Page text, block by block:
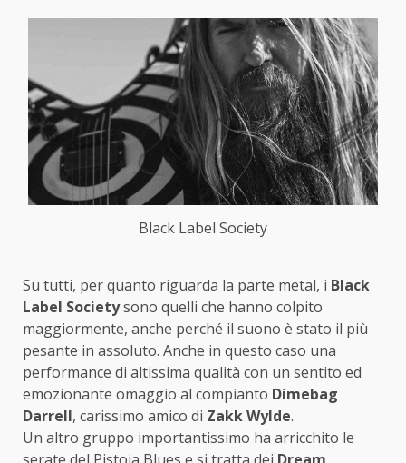
Black Label Society
Su tutti, per quanto riguarda la parte metal, i Black
Label Societysono quelli che hanno colpito
maggiormente, anche perché il suono è stato il più
pesante in assoluto. Anche in questo caso una
performance di altissima qualità con un sentito ed
emozionante omaggio al compianto Dimebag
Darrell, carissimo amico di Zakk Wylde.
Un altro gruppo importantissimo ha arricchito le